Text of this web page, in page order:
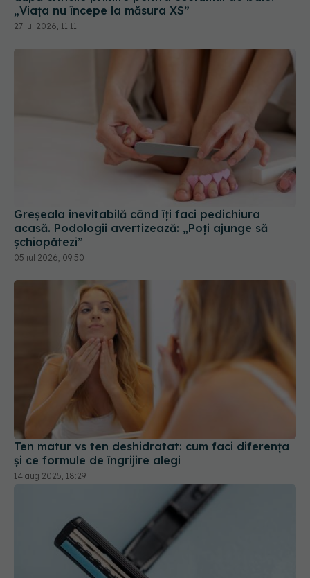
27 iul 2026, 11:11
Greșeala inevitabilă când îți faci pedichiura
acasă. Podologii avertizează: „Poți ajunge să
șchiopătezi”
05 iul 2026, 09:50
Ten matur vs ten deshidratat: cum faci diferența
și ce formule de îngrijire alegi
14 aug 2025, 18:29